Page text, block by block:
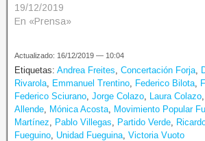
19/12/2019
En «Prensa»
Actualizado: 16/12/2019 — 10:04
Etiquetas: Andrea Freites Concertación Forja
Rivarola Emmanuel Trentino Federico Bilota
Federico Sciurano Jorge Colazo Laura Colazo
Allende Mónica Acosta Movimiento Popular
Martínez
Pablo Villegas Partido Verde
Fueguino Unidad Fueguina Victoria Vuoto